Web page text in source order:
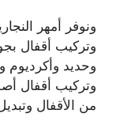
ونوفر أمهر
وتركيب أقفال
وحديد وأكرديوم
وتركيب أقفال
من الأقفال